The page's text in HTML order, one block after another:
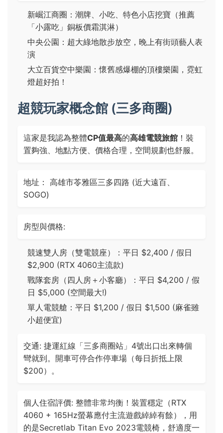
新崛江商圈：潮牌、小吃、特色小店挖寶（推薦
「小露吃」銅板價霜淇淋）
中央公園：超大綠地散步放空，晚上有街頭藝人表
演
大立百貨空中樂園：懷舊感爆棚的頂樓樂園，霓虹
燈超好拍！
超競玩家概念館 (三多商圈)
這家是我認為整體CP值最高的高雄電競旅館 ！裝
置夠強、地點方便、價格合理，空間規劃也舒服。
地址： 高雄市苓雅區三多四路 (近大遠百、
SOGO)
房型與價格:
競速雙人房（雙電競座）：平日 $2,400 / 假日
$2,900 (RTX 4060主流款)
戰隊套房（四人房＋小客廳）：平日 $4,200 / 假
日 $5,000 (空間最大!)
單人電競艙：平日 $1,200 / 假日 $1,500 (麻雀雖
小超便宜)
交通: 捷運紅線「三多商圈站」4號出口出來轉個
彎就到。開車可停合作停車場（每日折抵上限
$200）。
個人住宿評價: 整體非常均衡！裝置穩定（RTX
4060 + 165Hz螢幕應付主流遊戲綽綽有餘），用
的是Secretlab Titan Evo 2023電競椅，舒適度一